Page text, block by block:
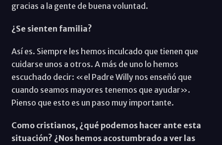
gracias a la gente de buena voluntad.
¿Se sienten familia?
Así es. Siempre les hemos inculcado que tienen que
cuidarse unos a otros. A más de uno lo hemos
escuchado decir: «el Padre Willy nos enseñó que
cuando seamos mayores tenemos que ayudar».
Pienso que esto es un paso muy importante.
Como cristianos, ¿qué podemos hacer ante esta
situación? ¿Nos hemos acostumbrado a ver las